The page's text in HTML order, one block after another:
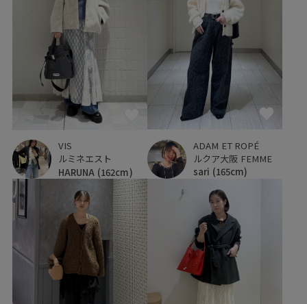
VIS
ルミネエスト
HARUNA (162cm)
ADAM ET ROPÉ
ルクア大阪 FEMME
sari (165cm)